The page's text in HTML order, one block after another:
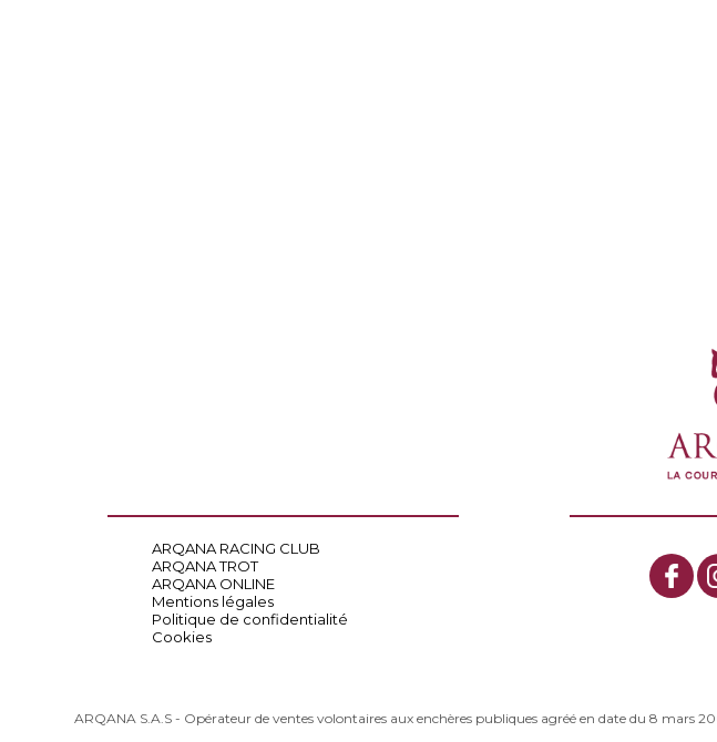
ARQANA RACING CLUB
ARQANA TROT
ARQANA ONLINE
Mentions légales
Politique de confidentialité
Cookies
ARQANA S.A.S - Opérateur de ventes volontaires aux enchères publiques agréé en date du 8 mars